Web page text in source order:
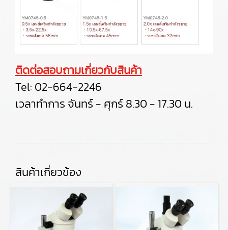
ติดต่อสอบถามเกี่ยวกับสินค้า
Tel: 02-664-2246
เวลาทำการ จันทร์ - ศุกร์ 8.30 - 17.30 น.
สินค้าเกี่ยวข้อง